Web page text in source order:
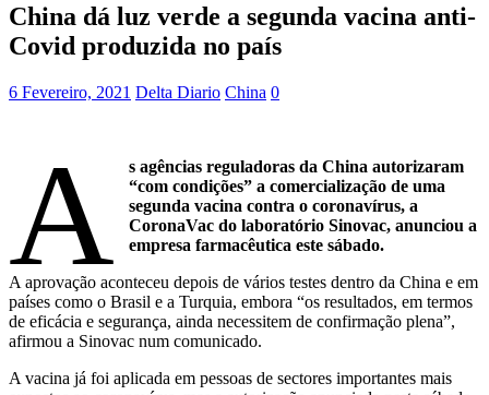
China dá luz verde a segunda vacina anti-
Covid produzida no país
6 Fevereiro, 2021 Delta Diario China 0
A
s agências reguladoras da China autorizaram
“com condições” a comercialização de uma
segunda vacina contra o coronavírus, a
CoronaVac do laboratório Sinovac, anunciou a
empresa farmacêutica este sábado.
A aprovação aconteceu depois de vários testes dentro da China e em
países como o Brasil e a Turquia, embora “os resultados, em termos
de eficácia e segurança, ainda necessitem de confirmação plena”,
afirmou a Sinovac num comunicado.
A vacina já foi aplicada em pessoas de sectores importantes mais